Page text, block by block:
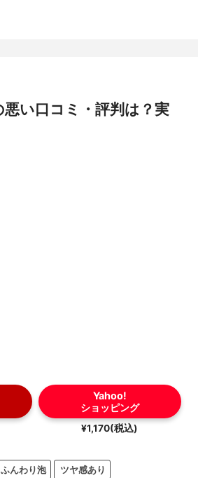
い口コミ・評判は？実
Yahoo!
ショッピング
¥1,170(税込)
ふんわり泡 ツヤ感あり